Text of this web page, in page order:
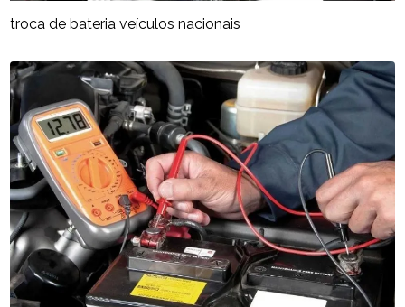
troca de bateria veículos nacionais